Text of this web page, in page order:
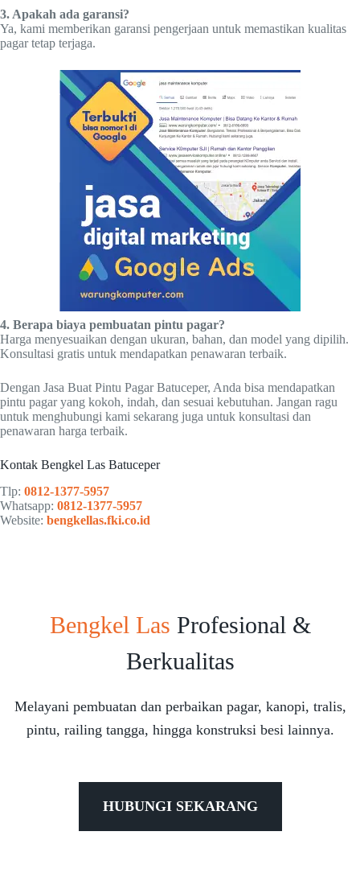
3. Apakah ada garansi?
Ya, kami memberikan garansi pengerjaan untuk memastikan kualitas
pagar tetap terjaga.
4. Berapa biaya pembuatan pintu pagar?
Harga menyesuaikan dengan ukuran, bahan, dan model yang dipilih.
Konsultasi gratis untuk mendapatkan penawaran terbaik.
Dengan Jasa Buat Pintu Pagar Batuceper, Anda bisa mendapatkan
pintu pagar yang kokoh, indah, dan sesuai kebutuhan. Jangan ragu
untuk menghubungi kami sekarang juga untuk konsultasi dan
penawaran harga terbaik.
Kontak Bengkel Las Batuceper
Tlp: 0812-1377-5957
Whatsapp: 0812-1377-5957
Website: bengkellas.fki.co.id
Bengkel Las Profesional &
Berkualitas
Melayani pembuatan dan perbaikan pagar, kanopi, tralis,
pintu, railing tangga, hingga konstruksi besi lainnya.
HUBUNGI SEKARANG